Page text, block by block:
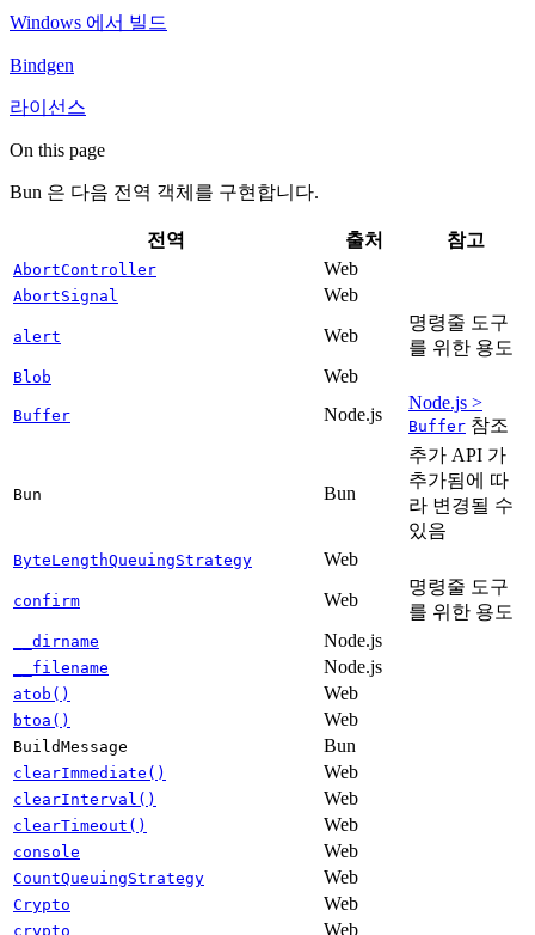
Windows 에서 빌드
Bindgen
라이선스
On this page
Bun 은 다음 전역 객체를 구현합니다.
전역 출처 참고
AbortController Web
AbortSignal Web
alert Web
명령줄 도구
를 위한 용도
Blob Web
Buffer Node.js
Node.js >
Buffer 참조
Bun Bun
추가 API 가
추가됨에 따
라 변경될 수
있음
ByteLengthQueuingStrategy Web
confirm Web
명령줄 도구
를 위한 용도
__dirname Node.js
__filename Node.js
atob() Web
btoa() Web
BuildMessage Bun
clearImmediate() Web
clearInterval() Web
clearTimeout() Web
console Web
CountQueuingStrategy Web
Crypto Web
crypto Web